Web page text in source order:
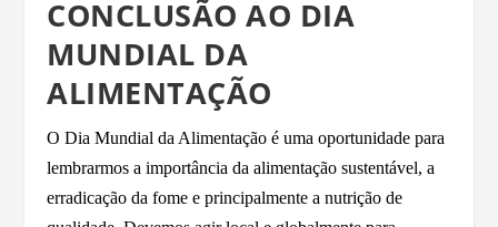
CONCLUSÃO AO DIA
MUNDIAL DA
ALIMENTAÇÃO
O Dia Mundial da Alimentação é uma oportunidade para
lembrarmos a importância da alimentação sustentável, a
erradicação da fome e principalmente a nutrição de